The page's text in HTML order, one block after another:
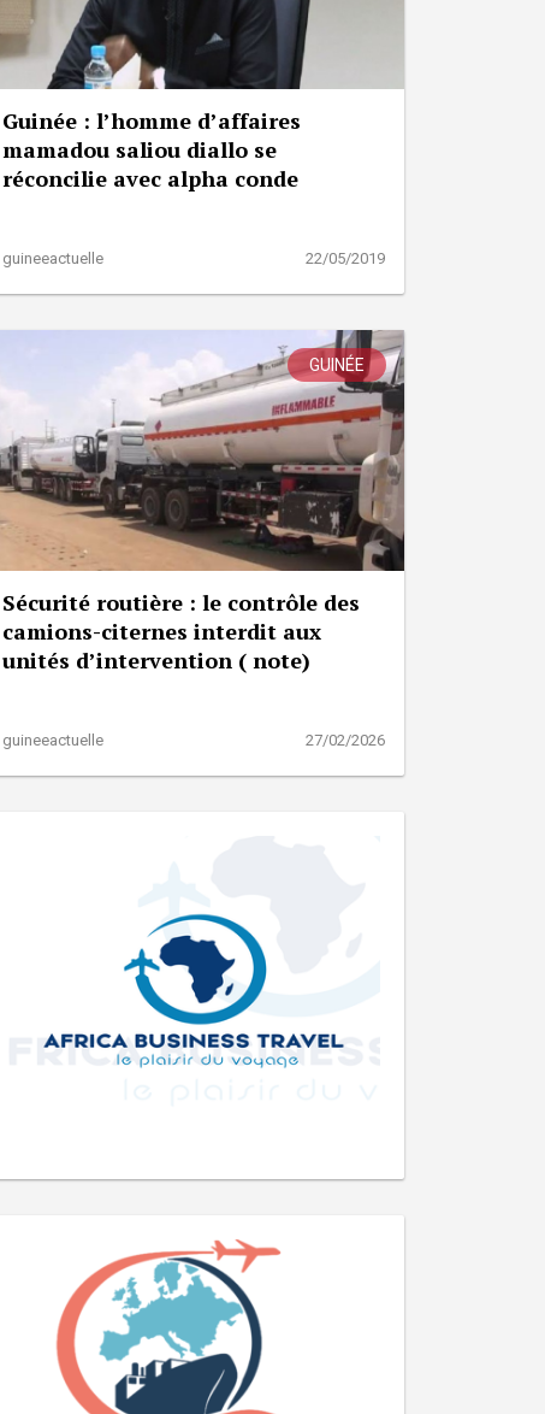
Guinée : l’homme d’affaires
mamadou saliou diallo se
réconcilie avec alpha conde
guineeactuelle 22/05/2019
GUINÉE
Sécurité routière : le contrôle des
camions-citernes interdit aux
unités d’intervention ( note)
guineeactuelle 27/02/2026